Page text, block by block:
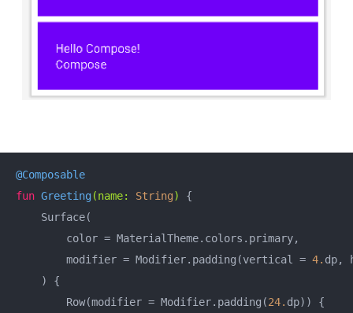
@Composable
fun Greeting (name: String)
{
    Surface(
        color = MaterialTheme.colors.primary,
        modifier = Modifier.padding(vertical =
4. dp,
    ) {
        Row(modifier = Modifier.padding(
24. dp)) {